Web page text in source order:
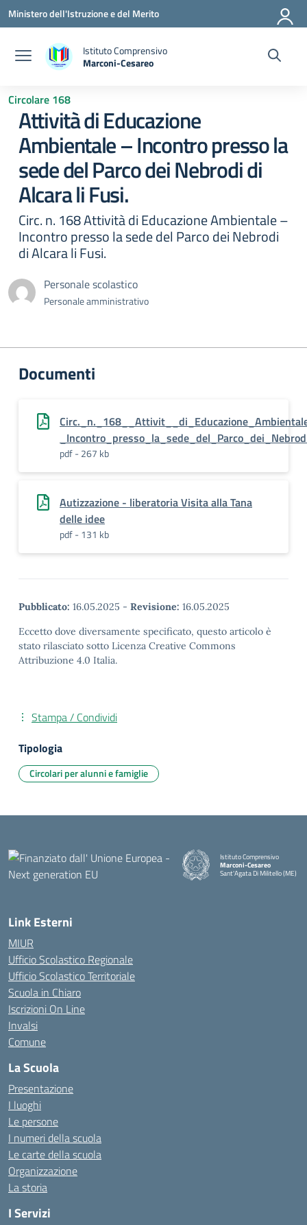
Vai ai contenuti
Vai al menu di navigazione
Vai al footer
Ministero dell'Istruzione e del Merito
Istituto Comprensivo
Marconi-Cesareo
Circolare 168
Attività di Educazione
Ambientale – Incontro presso la
sede del Parco dei Nebrodi di
Alcara li Fusi.
Circ. n. 168 Attività di Educazione Ambientale –
Incontro presso la sede del Parco dei Nebrodi
di Alcara li Fusi.
Personale scolastico
Personale amministrativo
Documenti
pdf - 267 kb
Autizzazione - liberatoria Visita alla Tana
delle idee
pdf - 131 kb
Pubblicato: 16.05.2025 - Revisione: 16.05.2025
Eccetto dove diversamente specificato, questo articolo è
stato rilasciato sotto Licenza Creative Commons
Attribuzione 4.0 Italia.
Stampa / Condividi
Tipologia
Circolari per alunni e famiglie
Istituto Comprensivo
Marconi-Cesareo
Sant'Agata Di Militello (ME)
— Visita la pagina iniziale
Link Esterni
MIUR
Ufficio Scolastico Regionale
Ufficio Scolastico Territoriale
Scuola in Chiaro
Iscrizioni On Line
Invalsi
Comune
La Scuola
Presentazione
I luoghi
Le persone
I numeri della scuola
Le carte della scuola
Organizzazione
La storia
I Servizi